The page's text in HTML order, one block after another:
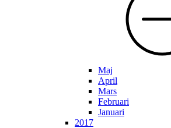
Maj
April
Mars
Februari
Januari
2017